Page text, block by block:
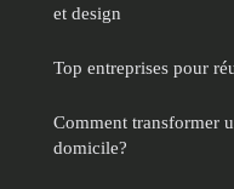
et design
Top entreprises pour
Comment transformer
domicile?